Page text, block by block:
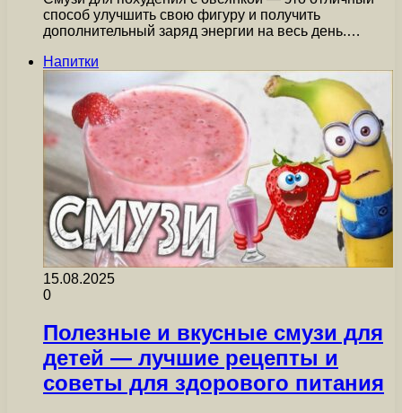
способ улучшить свою фигуру и получить
дополнительный заряд энергии на весь день.…
Напитки
15.08.2025
0
Полезные и вкусные смузи для
детей — лучшие рецепты и
советы для здорового питания